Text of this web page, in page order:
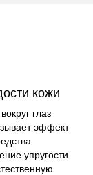
кожи
глаз
эффект
упругости